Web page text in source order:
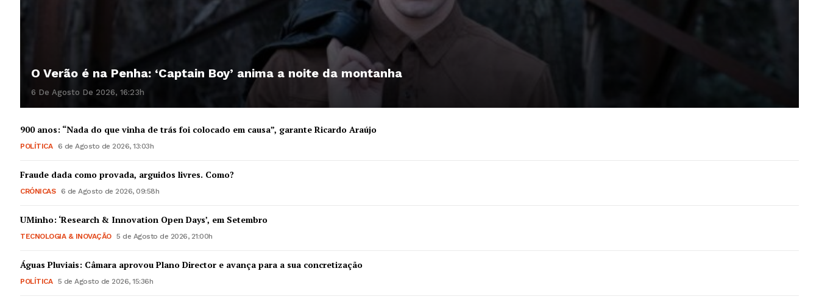
O Verão é na Penha: ‘Captain Boy’ anima a noite da montanha
6 De Agosto De 2026, 16:23h
900 anos: “Nada do que vinha de trás foi colocado em causa”, garante Ricardo Araújo
POLÍTICA 6 de Agosto de 2026, 13:03h
Fraude dada como provada, arguidos livres. Como?
CRÓNICAS 6 de Agosto de 2026, 09:58h
UMinho: ‘Research & Innovation Open Days’, em Setembro
TECNOLOGIA & INOVAÇÃO 5 de Agosto de 2026, 21:00h
Águas Pluviais: Câmara aprovou Plano Director e avança para a sua concretização
POLÍTICA 5 de Agosto de 2026, 15:36h